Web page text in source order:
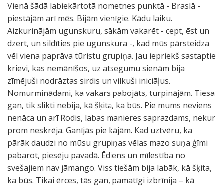
Vienā šādā labiekārtotā nometnes punktā - Braslā -
piestājām arī mēs. Bijām vienīgie. Kādu laiku.
Aizkurinājām ugunskuru, sākām vakarēt - cept, ēst un
dzert, un sildīties pie ugunskura -, kad mūs pārsteidza
vēl viena paprāva tūristu grupiņa. Jau iepriekš sastaptie
krievi, kas nemānīšos, uz atsegumu sienām bija
zīmējuši nodrāztas sirdis un vilkuši iniciāļus.
Nomurminādami, ka vakars pabojāts, turpinājām. Tiesa
gan, tik slikti nebija, kā šķita, ka būs. Pie mums neviens
nenāca un arī Rodis, labas manieres saprazdams, nekur
prom neskrēja. Ganījās pie kājām. Kad uztvēru, ka
pārāk daudzi no mūsu grupiņas vēlas mazo suņa ģīmi
pabarot, piesēju pavadā. Ēdiens un mīlestība no
svešajiem nav jāmango. Viss tiešām bija labāk, kā šķita,
ka būs. Tikai ērces, tās gan, pamatīgi izbrīnija – kā